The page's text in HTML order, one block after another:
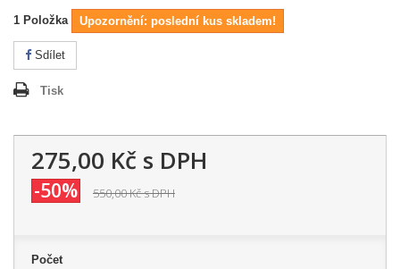
1 Položka Upozornění: poslední kus skladem!
Sdílet
Tisk
275,00 Kč s DPH
-50% 550,00 Kčs DPH
Počet